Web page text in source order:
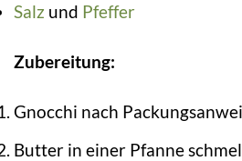
Salz und Pfeffer
Zubereitung:
Gnocchi nach
Butter in einer Pfanne